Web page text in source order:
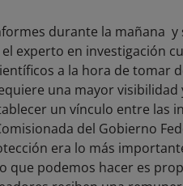
durante la mañana
experto en investigación
a la hora de tomar
una mayor
un vínculo entre las
del Gobierno
era lo más
que podemos hacer es